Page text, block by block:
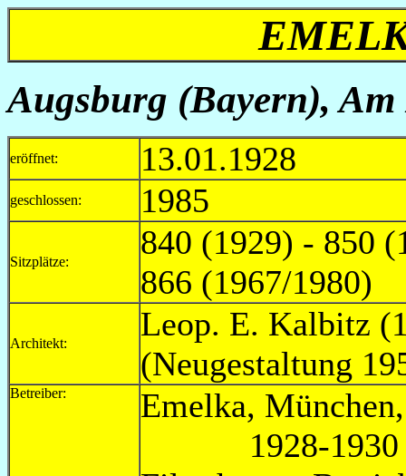
Augsburg (Bayern),
eröffnet: 13.01.1928
geschlossen: 1985
Sitzplätze:
840 (1929) - 850
866 (1967/1980)
Architekt:
Leop. E. Kalbitz
(Neugestaltung
Betreiber:
Emelka,
1928-1930